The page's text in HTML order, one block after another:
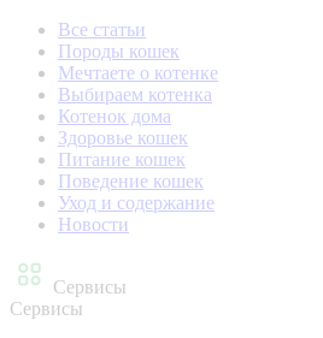
Все статьи
Породы кошек
Мечтаете о котенке
Выбираем котенка
Котенок дома
Здоровье кошек
Питание кошек
Поведение кошек
Уход и содержание
Новости
Сервисы
Сервисы